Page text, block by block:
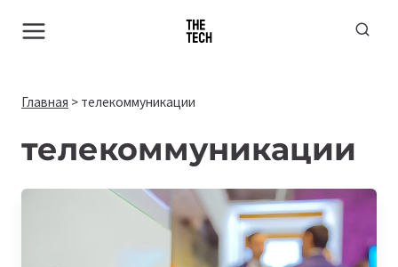
Главная > телекоммуникации
телекоммуникации